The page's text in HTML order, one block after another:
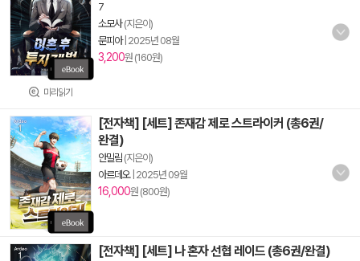
미리읽기
7
소모사(지은이)
문피아| 2025년 08월
3,200원 (160원)
[전자책] [세트] 존재감 제로 스트라이커 (총6권/
완결)
안밀림 (지은이)
아르데오| 2025년 09월
16,000원 (800원)
[전자책] [세트] 나 혼자 선협 레이드 (총6권/완결)